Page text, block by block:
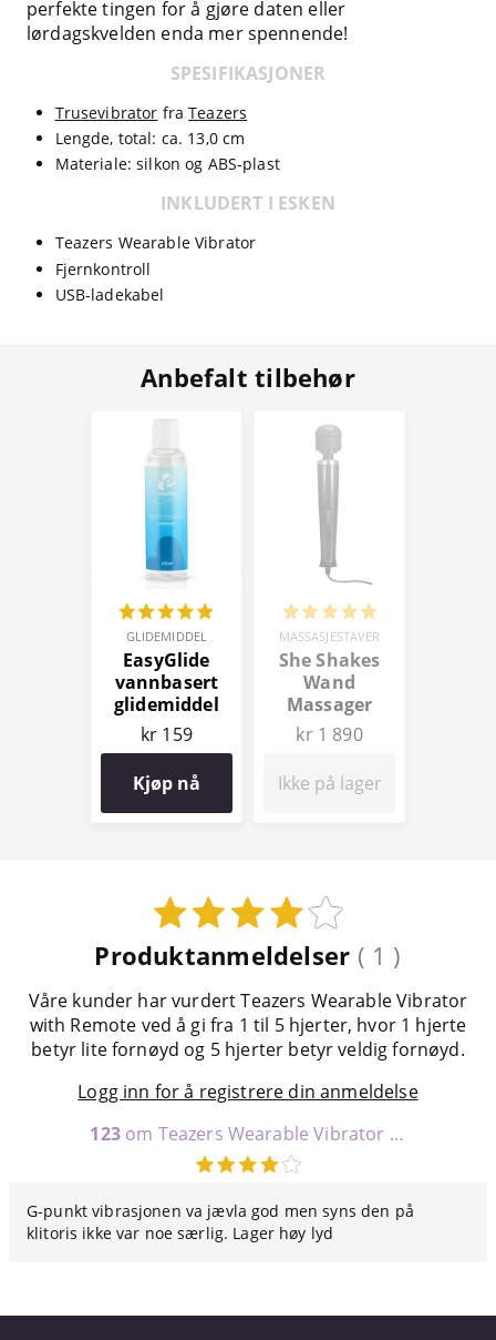
perfekte tingen for å gjøre daten eller
lørdagskvelden enda mer spennende!
SPESIFIKASJONER
Trusevibrator fraTeazers
Lengde, total: ca. 13,0 cm
Materiale: silkon og ABS-plast
INKLUDERT I ESKEN
Teazers Wearable Vibrator
Fjernkontroll
USB-ladekabel
Anbefalt tilbehør
GLIDEMIDDEL
EasyGlide
vannbasert
glidemiddel
150 ml
kr 159
Kjøp nå
MASSASJESTAVER
She Shakes
Wand
Massager
kr 1 890
Ikke på lager
Produktanmeldelser ( 1 )
Våre kunder har vurdert Teazers Wearable Vibrator
with Remote ved å gi fra 1 til 5 hjerter, hvor 1 hjerte
betyr lite fornøyd og 5 hjerter betyr veldig fornøyd.
Logg inn for å registrere din anmeldelse
123om Teazers Wearable Vibrator with Remote
G-punkt vibrasjonen va jævla god men syns den på
klitoris ikke var noe særlig. Lager høy lyd